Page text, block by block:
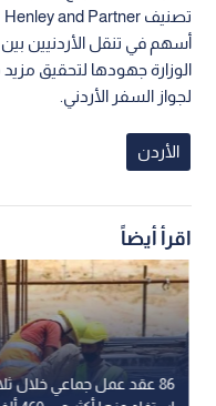
أسهم في تنقل الأردنيين
الوزارة جهودها لتحقيق
لجواز السفر الأردني.
الأردن
اقرأ أيضاً
86 عقد عمل جماعي خلال